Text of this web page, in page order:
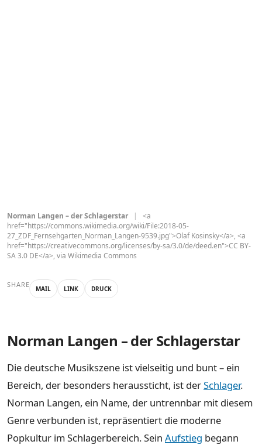
Norman Langen – der Schlagerstar |
<a
href="https://commons.wikimedia.org/wiki/File:2018-05-
27_ZDF_Fernsehgarten_Norman_Langen-9539.jpg">Olaf Kosinsky</a>, <a
href="https://creativecommons.org/licenses/by-sa/3.0/de/deed.en">CC BY-
SA 3.0 DE</a>, via Wikimedia Commons
SHARE MAIL LINK DRUCK
Norman Langen – der Schlagerstar
Die deutsche Musikszene ist vielseitig und bunt – ein
Bereich, der besonders heraussticht, ist derSchlager.
Norman Langen, ein Name, der untrennbar mit diesem
Genre verbunden ist, repräsentiert die moderne
Popkultur im Schlagerbereich. Sein Aufstieg begann